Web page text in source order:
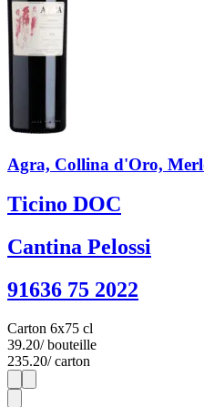
Agra, Collina d'Oro,
Ticino DOC
Cantina Pelossi
91636 75 2022
Carton 6x75 cl
39.20/ bouteille
235.20/ carton
1